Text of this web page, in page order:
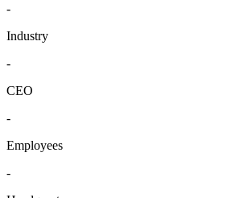
-
Industry
-
CEO
-
Employees
-